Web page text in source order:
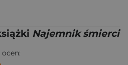
Najemnik śmierci
ocen: